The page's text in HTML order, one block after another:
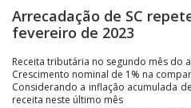
Arrecadação de SC
fevereiro de 2023
Receita tributária no segundo mês do
Crescimento nominal de 1% na
Considerando a inflação acumulada
receita neste último mês